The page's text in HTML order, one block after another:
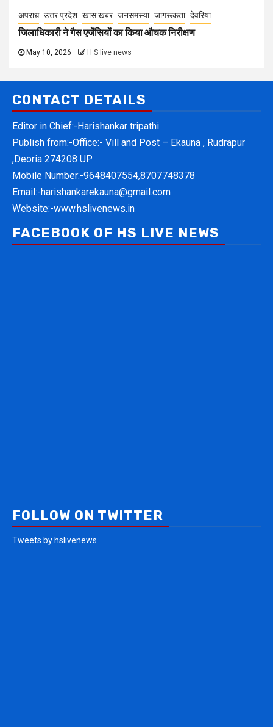
अपराध उत्तर प्रदेश खास खबर जनसमस्या जागरूकता देवरिया
जिलाधिकारी ने गैस एजेंसियों का किया औचक निरीक्षण
May 10, 2026 H S live news
CONTACT DETAILS
Editor in Chief:-Harishankar tripathi
Publish from:-Office:- Vill and Post – Ekauna , Rudrapur
,Deoria 274208 UP
Mobile Number:-9648407554,8707748378
Email:-harishankarekauna@gmail.com
Website:-www.hslivenews.in
FACEBOOK OF HS LIVE NEWS
FOLLOW ON TWITTER
Tweets by hslivenews